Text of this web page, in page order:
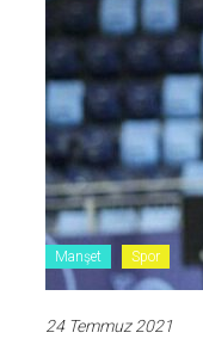
Manşet Spor
24 Temmuz 2021